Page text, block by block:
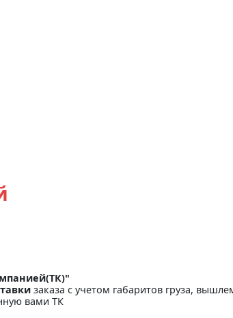
заказа с учетом габаритов груза,
вами ТК